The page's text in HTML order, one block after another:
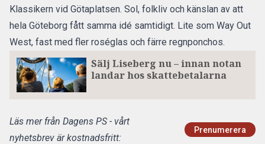
Klassikern vid Götaplatsen. Sol, folkliv och känslan av att
hela Göteborg fått samma idé samtidigt. Lite som Way Out
West, fast med fler roséglas och färre regnponchos.
Sälj Liseberg nu – innan notan
landar hos skattebetalarna
Läs mer från Dagens PS - vårt
nyhetsbrev är kostnadsfritt:
Prenumerera